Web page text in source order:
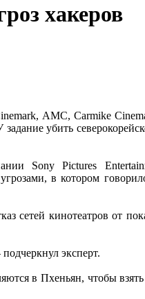
хакеров
AMC, Carmike
убить
Sony Pictures
в котором
сетей кинотеатров от
эксперт.
в Пхеньян, чтобы